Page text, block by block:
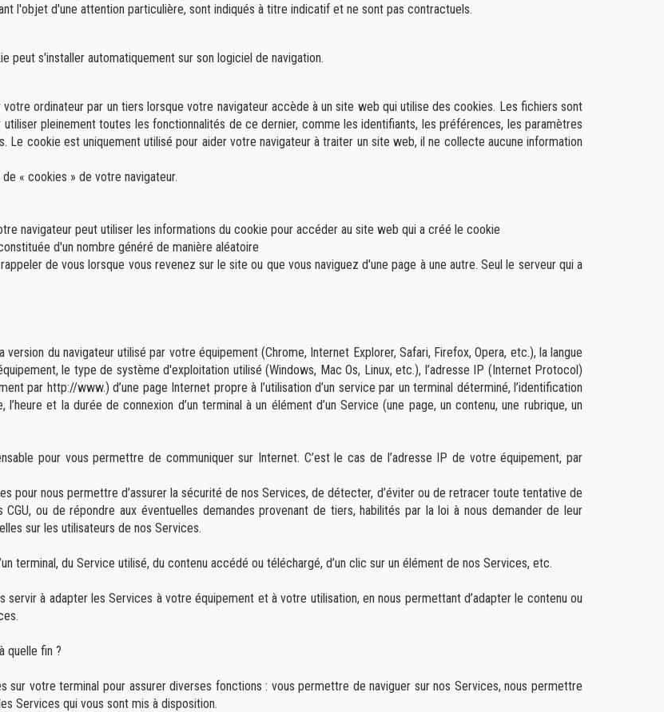
l'objet d'une attention particulière, sont indiqués à titre indicatif et ne sont pas contractuels.
peut s'installer automatiquement sur son logiciel de navigation.
ordinateur par un tiers lorsque votre navigateur accède à un site web qui utilise des cookies. Les fichiers sont
pleinement toutes les fonctionnalités de ce dernier, comme les identifiants, les préférences, les paramètres
Le cookie est uniquement utilisé pour aider votre navigateur à traiter un site web, il ne collecte aucune information
« cookies » de votre navigateur.
navigateur peut utiliser les informations du cookie pour accéder au site web qui a créé le cookie
d'un nombre généré de manière aléatoire
de vous lorsque vous revenez sur le site ou que vous naviguez d'une page à une autre. Seul le serveur qui a
du navigateur utilisé par votre équipement (Chrome, Internet Explorer, Safari, Firefox, Opera, etc.), la langue
le type de système d'exploitation utilisé (Windows, Mac Os, Linux, etc.), l’adresse IP (Internet Protocol)
par http://www.) d’une page Internet propre à l’utilisation d’un service par un terminal déterminé, l’identification
et la durée de connexion d’un terminal à un élément d’un Service (une page, un contenu, une rubrique, un
pour vous permettre de communiquer sur Internet. C’est le cas de l’adresse IP de votre équipement, par
pour nous permettre d’assurer la sécurité de nos Services, de détecter, d’éviter ou de retracer toute tentative de
ou de répondre aux éventuelles demandes provenant de tiers, habilités par la loi à nous demander de leur
sur les utilisateurs de nos Services.
terminal, du Service utilisé, du contenu accédé ou téléchargé, d’un clic sur un élément de nos Services, etc.
servir à adapter les Services à votre équipement et à votre utilisation, en nous permettant d’adapter le contenu ou
quelle fin ?
sur votre terminal pour assurer diverses fonctions : vous permettre de naviguer sur nos Services, nous permettre
Services qui vous sont mis à disposition.